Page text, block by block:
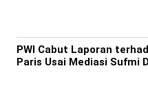
PWI Cabut Laporan
Paris Usai Mediasi Sufmi